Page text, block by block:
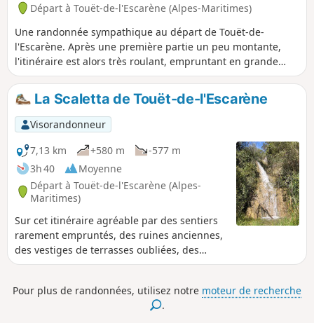
Départ à Touët-de-l'Escarène (Alpes-Maritimes)
Une randonnée sympathique au départ de Touët-de-
l'Escarène. Après une première partie un peu montante,
l'itinéraire est alors très roulant, empruntant en grande
majorité des pistes DFCI. Les paysages sont variés.
La Scaletta de Touët-de-l'Escarène
Visorandonneur
7,13 km
+580 m
-577 m
3h 40
Moyenne
Départ à Touët-de-l'Escarène (Alpes-
Maritimes)
Sur cet itinéraire agréable par des sentiers
rarement empruntés, des ruines anciennes,
des vestiges de terrasses oubliées, des
cours d'eau rafraichissants, un 360° au
faune sauvage bien présente. Cette
randonnée s'adresse à des randonneurs
Pour plus de randonnées, utilisez notre moteur de recherche
.